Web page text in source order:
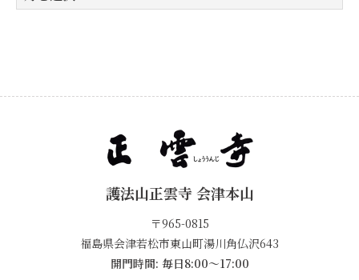
ー
護法山正雲寺 会津本山
〒965-0815
福島県会津若松市東山町湯川角仏沢643
開門時間: 毎日8:00～17:00